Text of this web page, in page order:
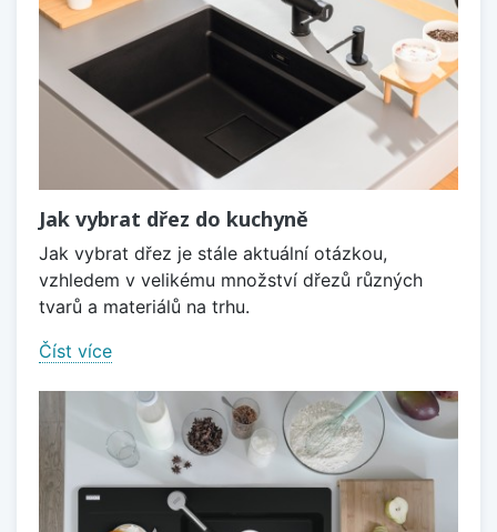
Zobrazit méně
Jak vybrat dřez do kuchyně
Jak vybrat dřez je stále aktuální otázkou,
vzhledem v velikému množství dřezů různých
tvarů a materiálů na trhu.
Číst více